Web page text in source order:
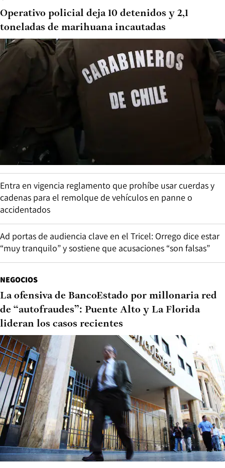
Operativo policial deja 10 detenidos y 2,1
toneladas de marihuana incautadas
Entra en vigencia reglamento que prohíbe usar cuerdas y
cadenas para el remolque de vehículos en panne o
accidentados
Ad portas de audiencia clave en el Tricel: Orrego dice estar
“muy tranquilo” y sostiene que acusaciones “son falsas”
NEGOCIOS
La ofensiva de BancoEstado por millonaria red
de “autofraudes”: Puente Alto y La Florida
lideran los casos recientes